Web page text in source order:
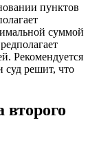
пунктов
суммой
Рекомендуется
суд решит, что